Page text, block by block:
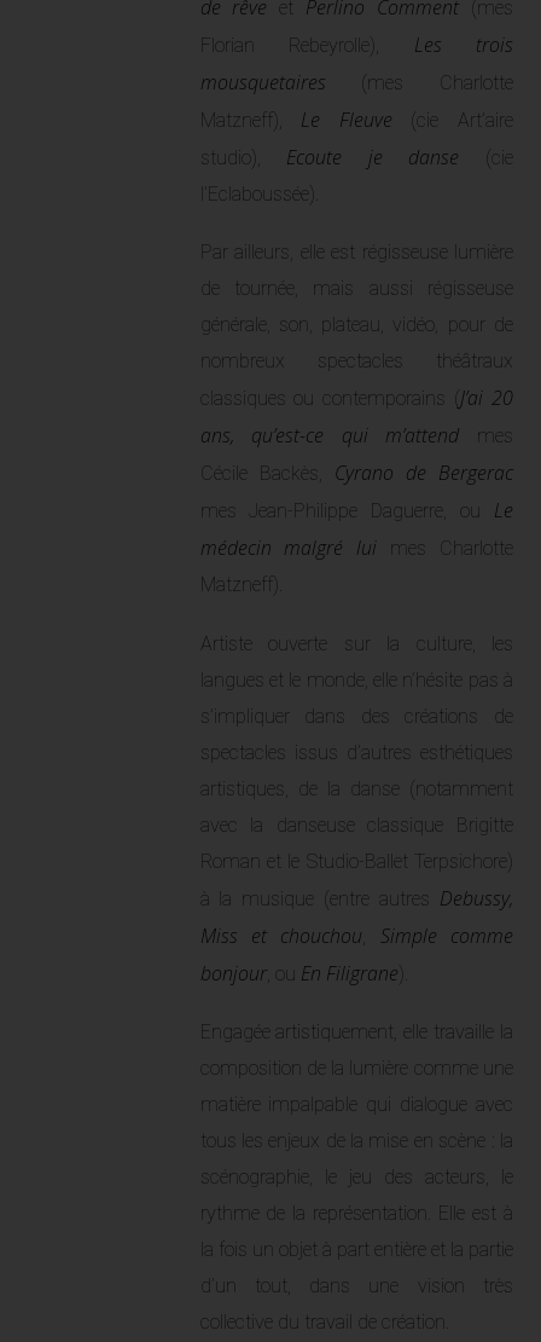
de rêve et Perlino Comment
(mes
Florian Rebeyrolle), Les trois
mousquetaires (mes Charlotte
Matzneff), Le Fleuve (cie Art’aire
studio), Ecoute je danse
(cie
l’Eclaboussée).
Par ailleurs, elle est régisseuse lumière
de tournée, mais aussi régisseuse
générale, son, plateau, vidéo, pour de
nombreux spectacles théâtraux
classiques ou contemporains ( J’ai 20
ans, qu’est-ce qui m’attend mes
Cécile Backès, Cyrano de Bergerac
mes Jean-Philippe Daguerre, ou Le
médecin malgré lui mes Charlotte
Matzneff).
Artiste ouverte sur la culture, les
langues et le monde, elle n’hésite pas à
s’impliquer dans des créations de
spectacles issus d’autres esthétiques
artistiques, de la danse (notamment
avec la danseuse classique Brigitte
Roman et le Studio-Ballet Terpsichore)
à la musique (entre autres Debussy,
Miss et chouchou
Simple comme
bonjour, ou En Filigrane
Engagée artistiquement, elle travaille la
composition de la lumière comme une
matière impalpable qui dialogue avec
tous les enjeux de la mise en scène : la
scénographie, le jeu des acteurs, le
rythme de la représentation. Elle est à
la fois un objet à part entière et la partie
d’un tout, dans une vision très
collective du travail de création.